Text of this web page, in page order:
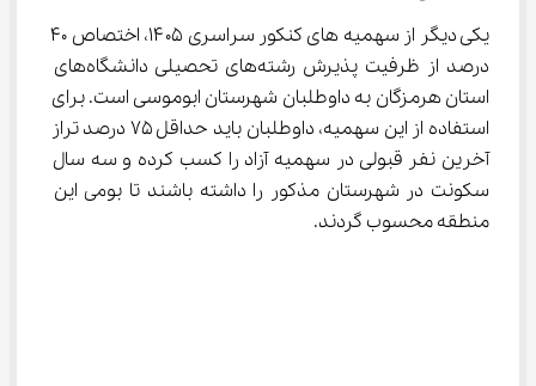
درصد از ظرفیت پذیرش رشته‌های تحصیلی دانشگاه‌های
استان هرمزگان به داوطلبان شهرستان ابوموسی است. برای
استفاده از این سهمیه، داوطلبان باید حداقل ۷۵ درصد تراز
آخرین نفر قبولی در سهمیه آزاد را کسب کرده و سه سال
سکونت در شهرستان مذکور را داشته باشند تا بومی این
منطقه محسوب گردند.